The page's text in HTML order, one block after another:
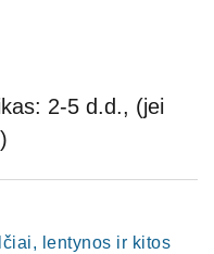
2-5 d.d., (jei
lentynos ir kitos